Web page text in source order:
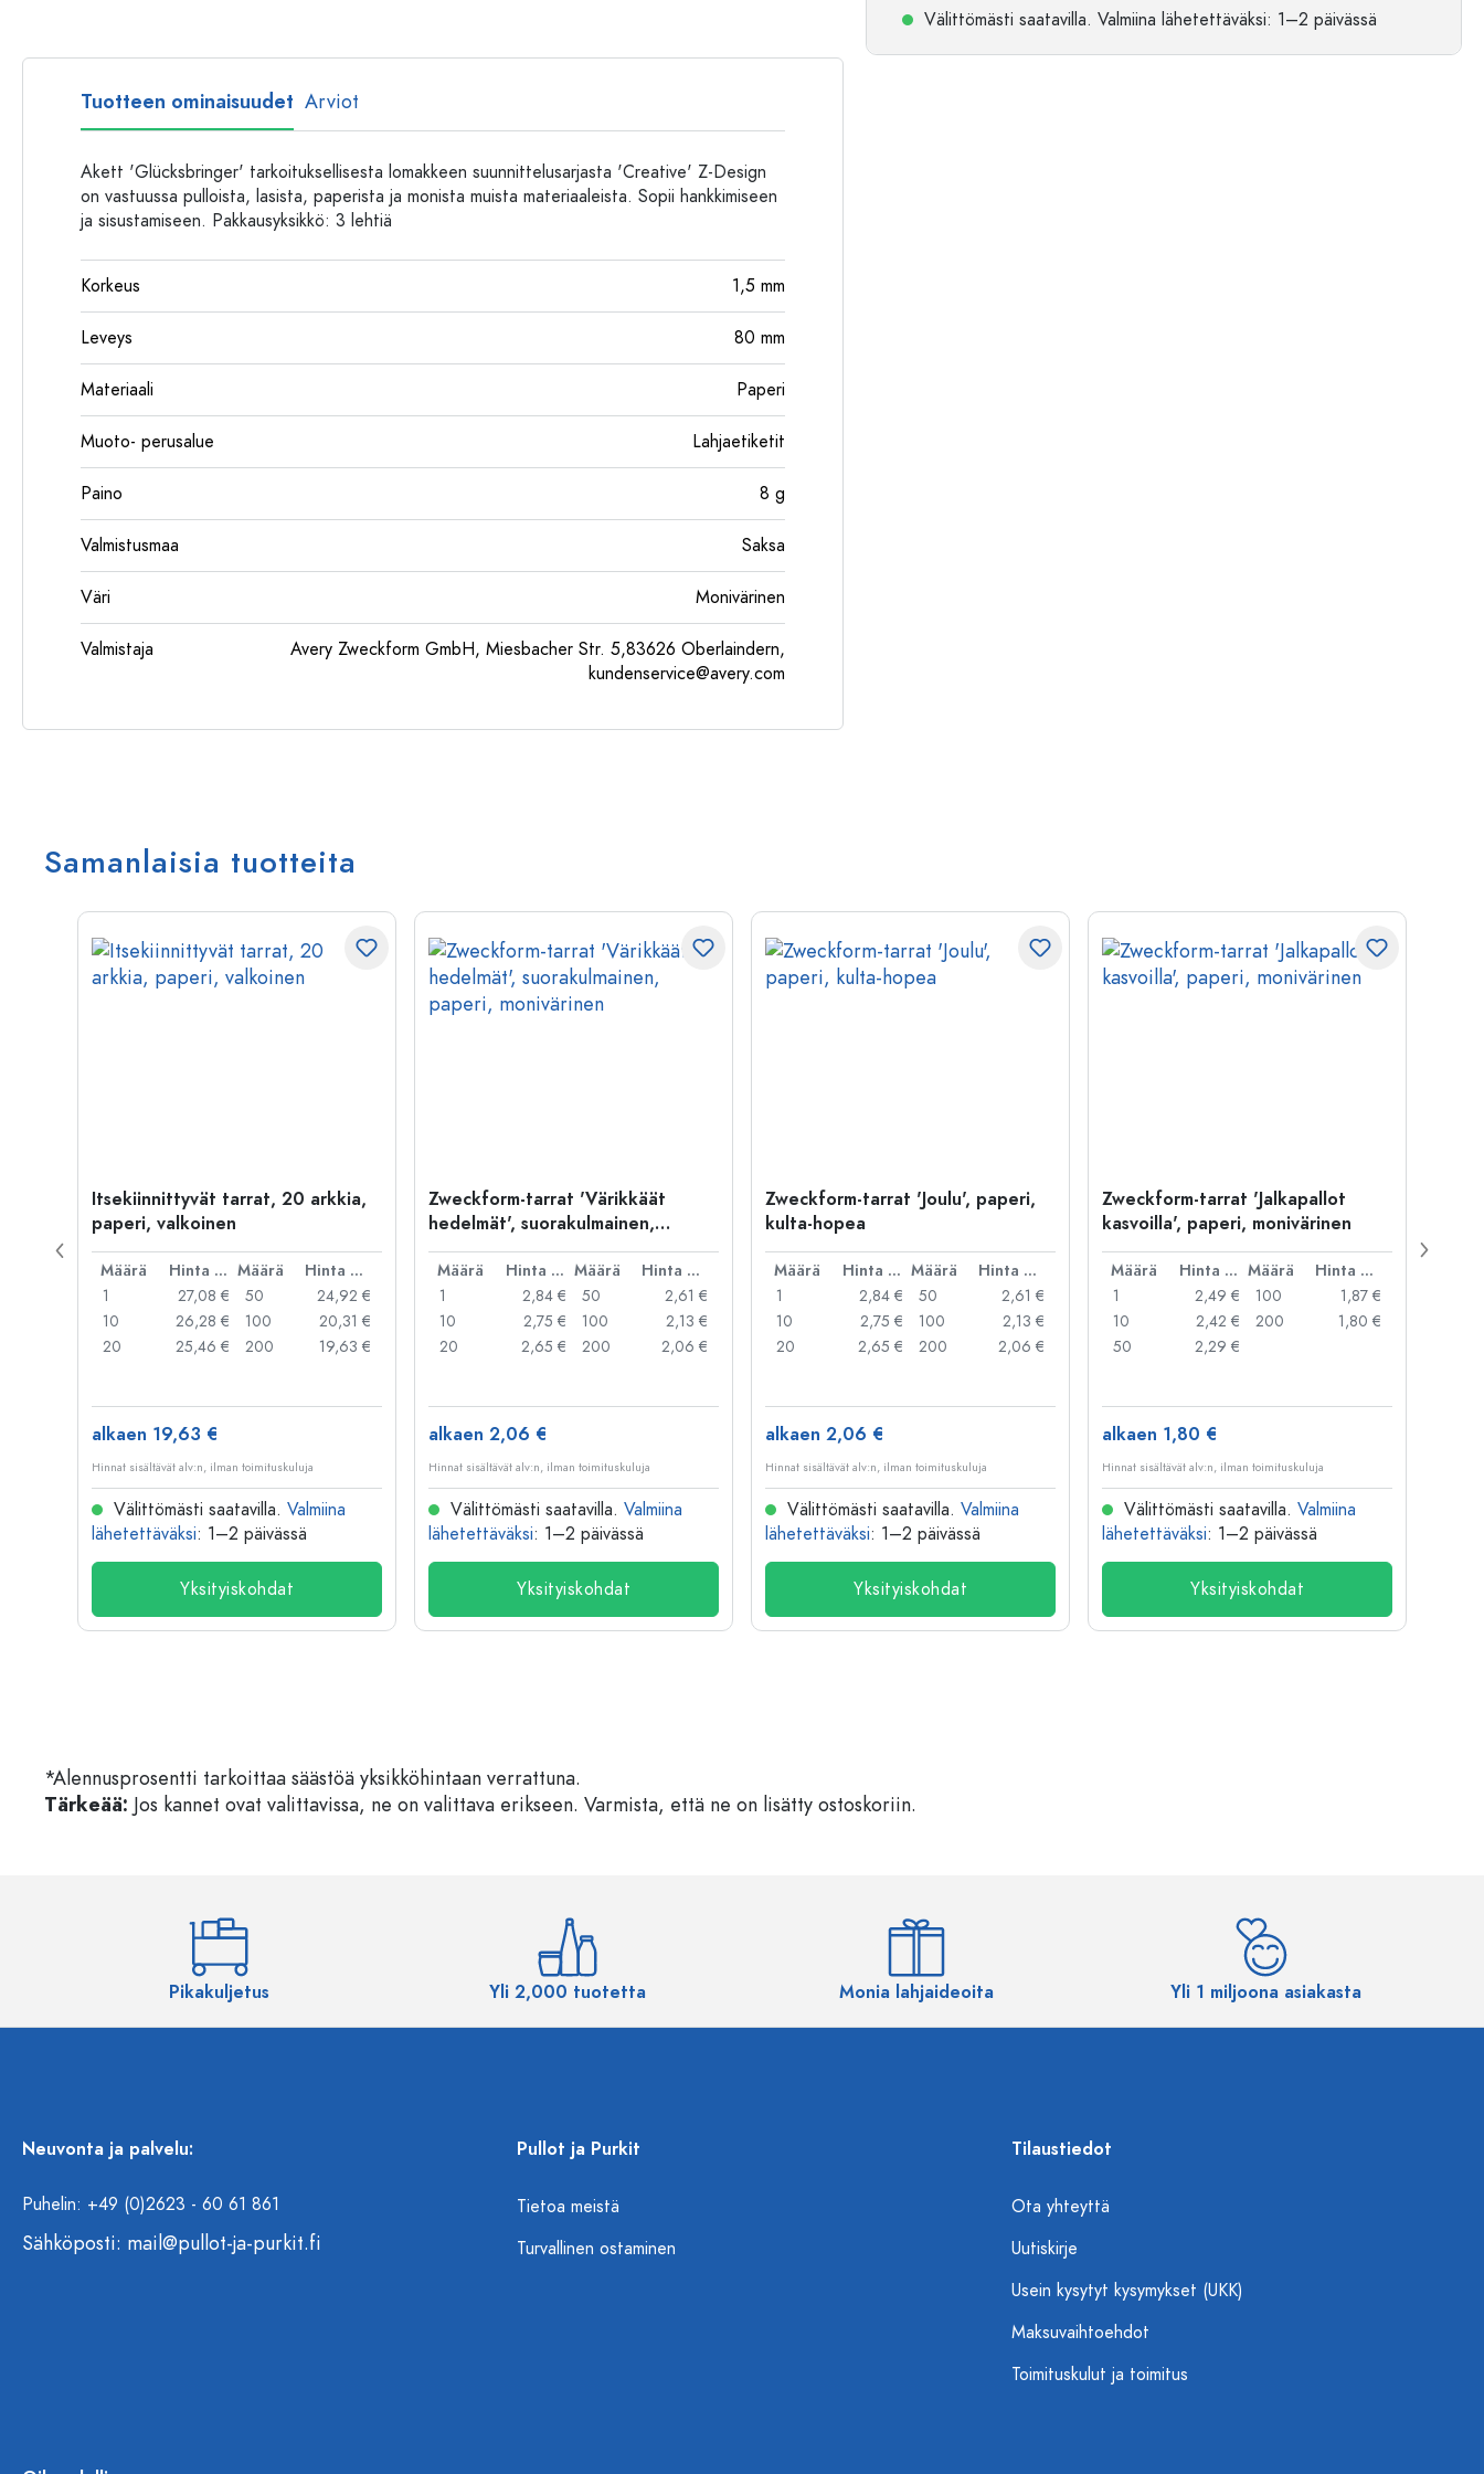
Välittömästi saatavilla. Valmiina lähetettäväksi: 1–2 päivässä
Tuotteen ominaisuudet Arviot
Akett 'Glücksbringer' tarkoituksellisesta lomakkeen suunnittelusarjasta 'Creative' Z-Design
on vastuussa pulloista, lasista, paperista ja monista muista materiaaleista. Sopii hankkimiseen
ja sisustamiseen. Pakkausyksikkö: 3 lehtiä
Korkeus 1,5 mm
Leveys 80 mm
Materiaali Paperi
Muoto- perusalue Lahjaetiketit
Paino 8 g
Valmistusmaa Saksa
Väri Monivärinen
Valmistaja
Avery Zweckform GmbH, Miesbacher Str. 5,83626 Oberlaindern,
kundenservice@avery.com
Samanlaisia tuotteita
Itsekiinnittyvät tarrat, 20 arkkia,
paperi, valkoinen
Määrä Hinta per kpl Määrä
Hinta per kpl
1
27,08 €
10
26,28 €
20
25,46 €
50
24,92 €
100
20,31 €
200
19,63 €
alkaen 19,63 €
Hinnat sisältävät alv:n, ilman toimituskuluja
Välittömästi saatavilla. Valmiina
lähetettäväksi: 1–2 päivässä
Yksityiskohdat
Zweckform-tarrat 'Värikkäät
hedelmät', suorakulmainen,
paperi, monivärinen
Määrä Hinta per kpl Määrä
Hinta per kpl
1
2,84 €
10
2,75 €
20
2,65 €
50
2,61 €
100
2,13 €
200
2,06 €
alkaen 2,06 €
Hinnat sisältävät alv:n, ilman toimituskuluja
Välittömästi saatavilla. Valmiina
lähetettäväksi: 1–2 päivässä
Yksityiskohdat
Zweckform-tarrat 'Joulu', paperi,
kulta-hopea
Määrä Hinta per kpl Määrä
Hinta per kpl
1
2,84 €
10
2,75 €
20
2,65 €
50
2,61 €
100
2,13 €
200
2,06 €
alkaen 2,06 €
Hinnat sisältävät alv:n, ilman toimituskuluja
Välittömästi saatavilla. Valmiina
lähetettäväksi: 1–2 päivässä
Yksityiskohdat
Zweckform-tarrat 'Jalkapallot
kasvoilla', paperi, monivärinen
Määrä Hinta per kpl Määrä
Hinta per kpl
1
2,49 €
10
2,42 €
50
2,29 €
100
1,87 €
200
1,80 €
alkaen 1,80 €
Hinnat sisältävät alv:n, ilman toimituskuluja
Välittömästi saatavilla. Valmiina
lähetettäväksi: 1–2 päivässä
Yksityiskohdat
*Alennusprosentti tarkoittaa säästöä yksikköhintaan verrattuna.
Tärkeää: Jos kannet ovat valittavissa, ne on valittava erikseen. Varmista, että ne on lisätty ostoskoriin.
Pikakuljetus Yli 2,000 tuotetta Monia lahjaideoita Yli 1 miljoona asiakasta
Neuvonta ja palvelu:
Puhelin: +49 (0)2623 - 60 61 861
Sähköposti: mail@pullot-ja-purkit.fi
Pullot ja Purkit
Tietoa meistä
Turvallinen ostaminen
Tilaustiedot
Ota yhteyttä
Uutiskirje
Usein kysytyt kysymykset (UKK)
Maksuvaihtoehdot
Toimituskulut ja toimitus